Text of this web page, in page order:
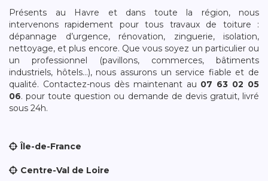
Présents au Havre et dans toute la région, nous
intervenons rapidement pour tous travaux de toiture :
dépannage d’urgence, rénovation, zinguerie, isolation,
nettoyage, et plus encore. Que vous soyez un particulier ou
un professionnel (pavillons, commerces, bâtiments
industriels, hôtels…), nous assurons un service fiable et de
qualité. Contactez-nous dès maintenant au 07 63 02 05
06. pour toute question ou demande de devis gratuit, livré
sous 24h.
Île-de-France
Centre-Val de Loire